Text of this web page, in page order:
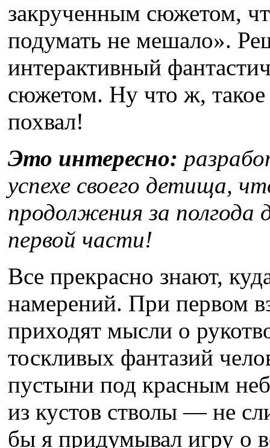
закрученным сюжетом,
подумать не мешало».
интерактивный
сюжетом. Ну что ж,
похвал!
Это интересно:
успехе своего детища,
продолжения за полгода
первой части!
Все прекрасно знают,
намерений. При первом
приходят мысли о
тоскливых фантазий
пустыни под красным
из кустов стволы — не
бы я придумывал игру о